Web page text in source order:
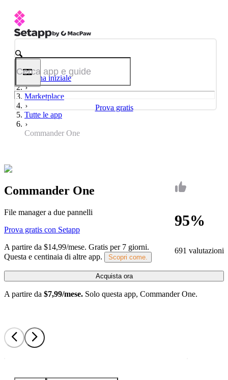
Prova gratis
Pagina iniziale
Marketplace
Tutte le app
Commander One
95%
691 valutazioni
Commander One
File manager a due pannelli
Prova gratis con Setapp
A partire da $14,99/mese. Gratis per 7 giorni.
Questa e centinaia di altre app.
Scopri come.
Acquista ora
A partire da $7,99/mese. Solo questa app, Commander One.